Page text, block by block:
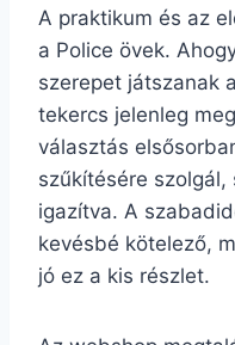
A praktikum és az
a Police övek.
szerepet játszanak
tekercs jelenleg
választás
szűkítésére szolgál,
igazítva. A
kevésbé kötelező,
jó ez a kis részlet.